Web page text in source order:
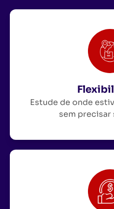
Estude de onde
sem precisar